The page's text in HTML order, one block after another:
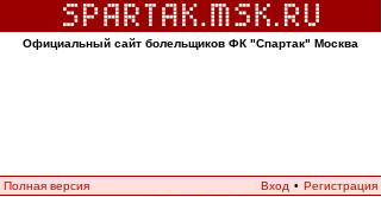
Официальный сайт болельщиков ФК "Спартак" Москва
Полная версия Вход • Регистрация